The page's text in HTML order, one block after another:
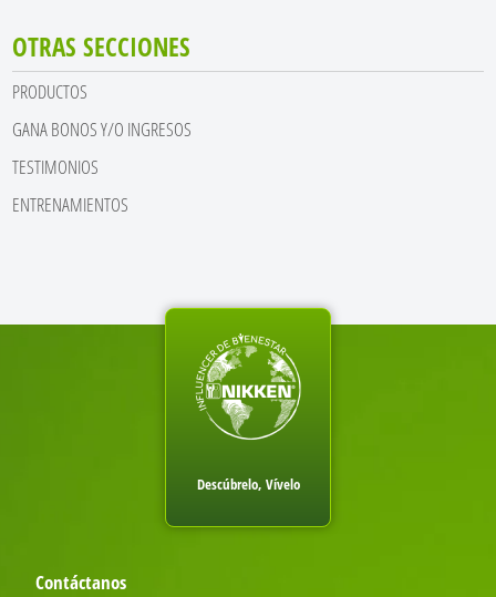
OTRAS SECCIONES
PRODUCTOS
GANA BONOS Y/O INGRESOS
TESTIMONIOS
ENTRENAMIENTOS
Descúbrelo, Vívelo
Contáctanos